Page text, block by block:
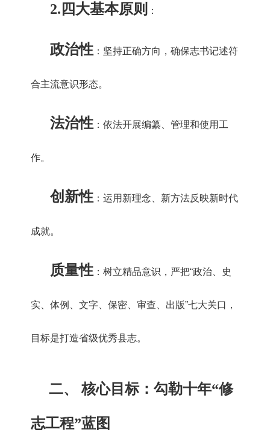
2. 四大基本原则 ：
政治性 ：坚持正确方向，确保志书记述符
合主流意识形态。
法治性 ：依法开展编纂、管理和使用工
作。
创新性 ：运用新理念、新方法反映新时代
成就。
质量性 ：树立精品意识，严把“政治、史
实、体例、文字、保密、审查、出版”七大关口，
目标是打造省级优秀县志。
二、 核心目标：勾勒十年“修
志工程”蓝图